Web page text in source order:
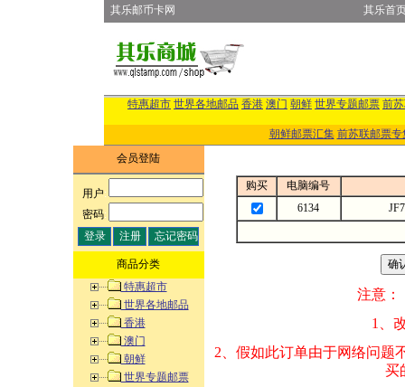
其乐邮币卡网 其乐首
特惠超市 世界各地邮品 香港 澳门 朝鲜 世界专题邮票 前
朝鲜邮票汇集 前苏联邮票专
会员登陆
用户:
密码:
商品分类
特惠超市
世界各地邮品
香港
澳门
朝鲜
世界专题邮票
购买
电脑编号
6134
注意：
1、改变商品数量
2、假如此订单由
买的邮品的“